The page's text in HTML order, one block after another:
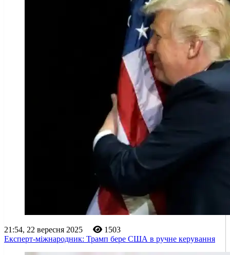
21:54, 22 вересня 2025
1503
Експерт-міжнародник: Трамп бере США в ручне керування